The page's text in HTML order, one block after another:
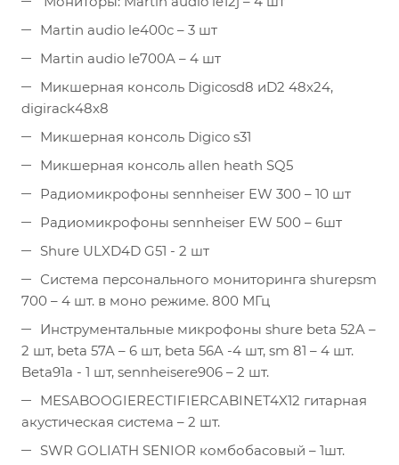
Martin audio le400c – 3 шт
Martin audio le700A – 4 шт
Микшерная консоль Digicosd8 иD2 48х24,
digirack48x8
Микшерная консоль Digico s31
Микшерная консоль allen heath SQ5
Радиомикрофоны sennheiser EW 300 – 10 шт
Радиомикрофоны sennheiser EW 500 – 6шт
Shure ULXD4D G51 - 2 шт
Система персонального мониторинга shurepsm
700 – 4 шт. в моно режиме. 800 МГц
Инструментальные микрофоны shure beta 52A –
2 шт, beta 57A – 6 шт, beta 56A -4 шт, sm 81 – 4 шт.
Beta91a - 1 шт, sennheisere906 – 2 шт.
MESABOOGIERECTIFIERCABINET4X12 гитарная
акустическая система – 2 шт.
SWR GOLIATH SENIOR комбобасовый – 1шт.